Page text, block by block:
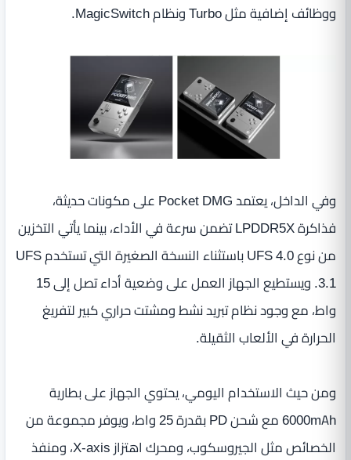
ووظائف إضافية مثل Turbo ونظام MagicSwitch.
وفي الداخل، يعتمد Pocket DMG على مكونات حديثة،
فذاكرة LPDDR5X تضمن سرعة في الأداء، بينما يأتي التخزين
من نوع UFS 4.0 باستثناء النسخة الصغيرة التي تستخدم UFS
3.1. ويستطيع الجهاز العمل على وضعية أداء تصل إلى 15
واط، مع وجود نظام تبريد نشط ومشتت حراري كبير لتفريغ
الحرارة في الألعاب الثقيلة.
ومن حيث الاستخدام اليومي، يحتوي الجهاز على بطارية
6000mAh مع شحن PD بقدرة 25 واط، ويوفر مجموعة من
الخصائص مثل الجيروسكوب، ومحرك اهتزاز X-axis، ومنفذ